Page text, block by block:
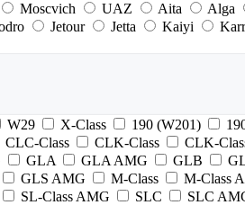
Moscvich UAZ Aita Alga
Jetour Jetta Kaiyi
W29 X-Class 190 (W201)
CLC-Class CLK-Class CLK-
GLA GLA AMG GLB
GLS AMG M-Class M-Class
SL-Class AMG SLC SLC